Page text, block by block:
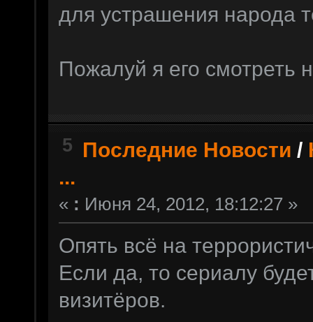
для устрашения народа
Пожалуй я его смотреть
5 Последние Новости /
...
« : Июня 24, 2012, 18:12:27 »
Опять всё на
Если да, то сериалу
визитёров.